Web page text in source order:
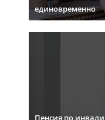
единовременно
Пенсия по